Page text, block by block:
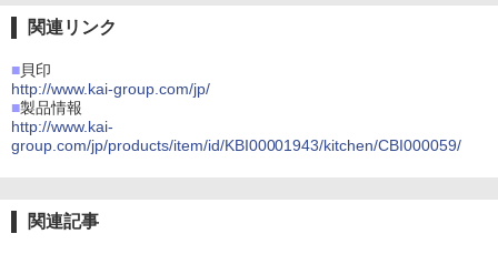
関連リンク
■貝印
http://www.kai-group.com/jp/
■製品情報
http://www.kai-
group.com/jp/products/item/id/KBI00001943/kitchen/CBI000059/
関連記事